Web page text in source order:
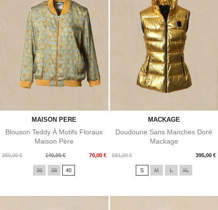
MAISON PERE
Blouson Teddy À Motifs Floraux
Maison Père
260,00 €
Prix
140,00 € 70,00 €
Prix
36 38 40
MACKAGE
Doudoune Sans Manches Doré
Mackage
591,00 € 395,00 €
Prix
S M L XL